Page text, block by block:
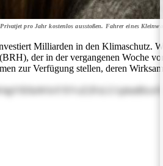
pro Jahr kostenlos ausstoßen. Fahrer eines
Milliarden in den Klimaschutz.
der in der vergangenen Woche
zur Verfügung stellen, deren